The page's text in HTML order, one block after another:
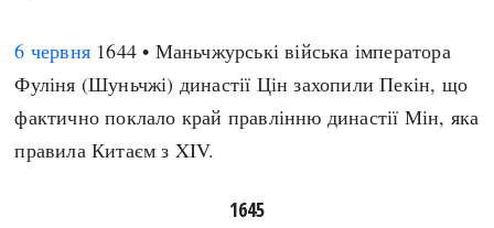
6 червня 1644 • Маньчжурські війська імператора
Фуліня (Шуньчжі) династії Цін захопили Пекін, що
фактично поклало край правлінню династії Мін, яка
правила Китаєм з XIV.
1645